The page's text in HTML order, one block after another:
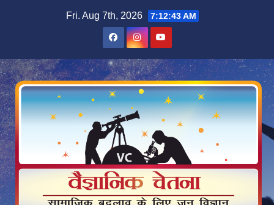
Fri. Aug 7th, 2026 7:12:44 AM